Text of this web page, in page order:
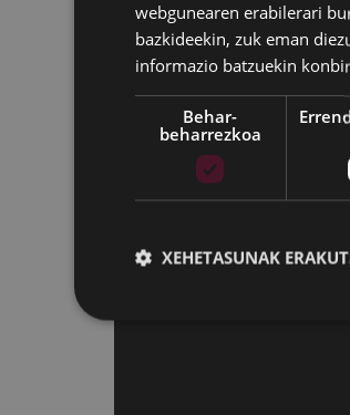
7. EAJ-PNV udal-taldeak
eta zaintzeari buruz.
8. Abenduari dagokion
Informazio guztia
2022ko azaroaren
webgunearen erabilerari
bazkideekin, zuk eman
informazio batzuekin
Behar-
beharrezkoa
XEHETASUNAK